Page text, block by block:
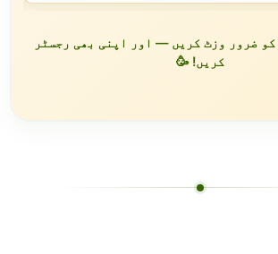
ضرور وزٹ کریں — اور اپنی بھی رجسٹر
کریں! 🥳